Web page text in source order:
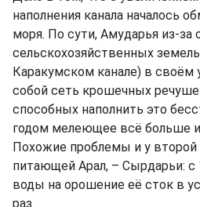
наполнения канала началось
моря. По сути, Амударья из-за
сельскохозяйственных
Каракумском канале) в своём
собой сеть крошечных
способных наполнить это
годом мелеющее всё больше
Похожие проблемы и у второй
питающей Арал, – Сырдарьи: с
воды на орошение её сток в
раз.